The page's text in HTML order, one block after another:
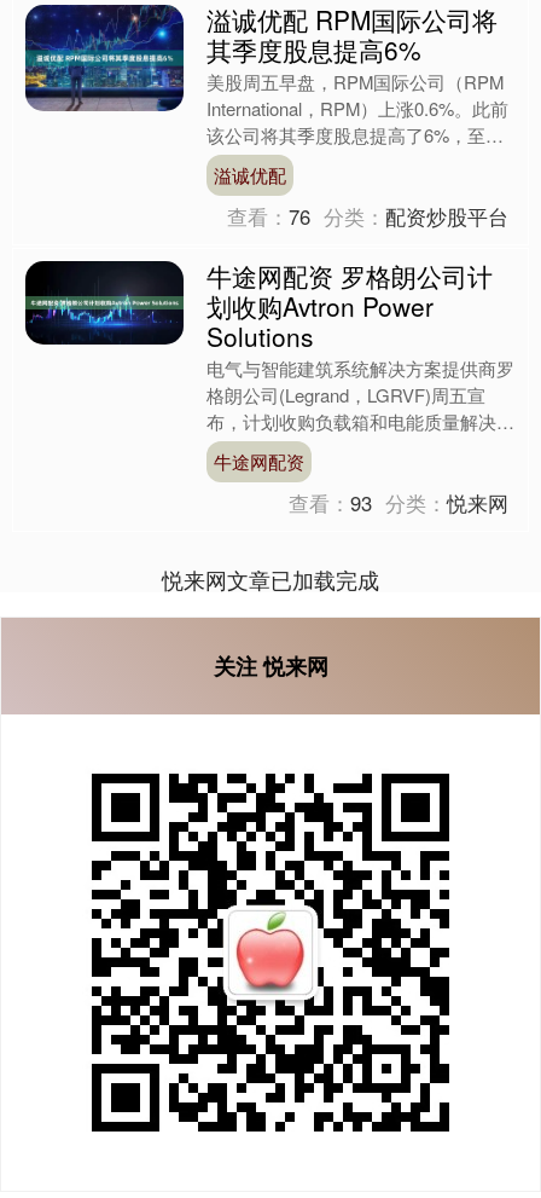
溢诚优配 RPM国际公司将
其季度股息提高6%
美股周五早盘，RPM国际公司（RPM
International，RPM）上涨0.6%。此前
该公司将其季度股息提高了6%，至每
股0.54美元。这一增长表明了RP....
溢诚优配
查看：76 分类：配资炒股平台
牛途网配资 罗格朗公司计
划收购Avtron Power
Solutions
电气与智能建筑系统解决方案提供商罗
格朗公司(Legrand，LGRVF)周五宣
布，计划收购负载箱和电能质量解决方
案提供商Avtron Power Solutio....
牛途网配资
查看：93 分类：悦来网
悦来网文章已加载完成
关注 悦来网